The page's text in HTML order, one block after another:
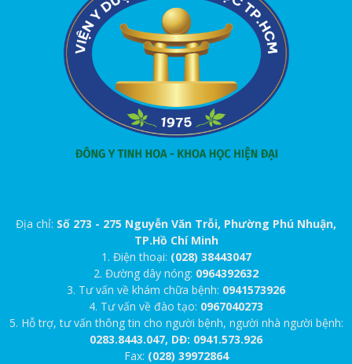
Địa chỉ: Số 273 - 275 Nguyễn Văn Trỗi, Phường Phú Nhuận,
TP.Hồ Chí Minh
1. Điện thoại: (028) 38443047
2. Đường dây nóng: 0964392632
3. Tư vấn về khám chữa bệnh: 0941573926
4. Tư vấn về đào tạo: 0967040273
5. Hỗ trợ, tư vấn thông tin cho người bệnh, người nhà người bệnh:
0283.8443.047, DĐ: 0941.573.926
Fax: (028) 39972864